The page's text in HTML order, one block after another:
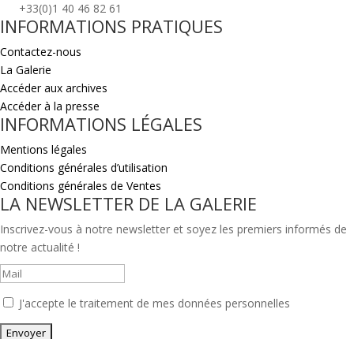
+33(0)1 40 46 82 61
INFORMATIONS PRATIQUES
Contactez-nous
La Galerie
Accéder aux archives
Accéder à la presse
INFORMATIONS LÉGALES
Mentions légales
Conditions générales d’utilisation
Conditions générales de Ventes
LA NEWSLETTER DE LA GALERIE
Inscrivez-vous à notre newsletter et soyez les premiers informés de
notre actualité !
J'accepte le traitement de mes données personnelles